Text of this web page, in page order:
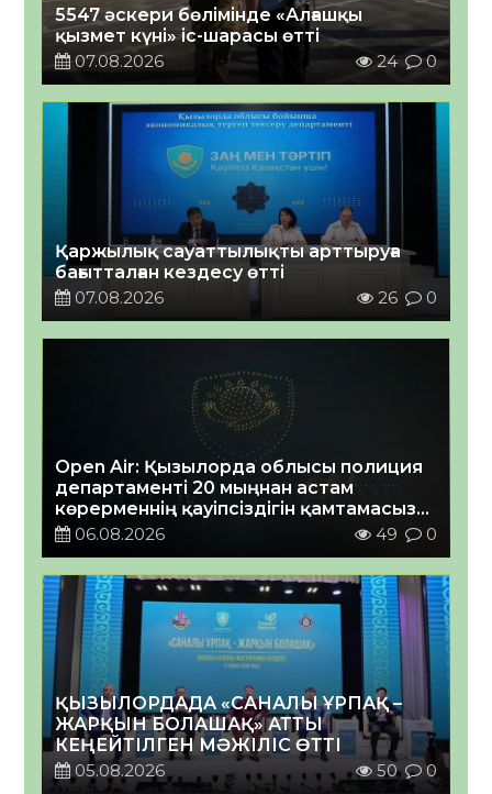
5547 әскери бөлімінде «Алғашқы
қызмет күні» іс-шарасы өтті
07.08.2026
24 0
Қаржылық сауаттылықты арттыруға
бағытталған кездесу өтті
07.08.2026
26 0
Open Air: Қызылорда облысы полиция
департаменті 20 мыңнан астам
көрерменнің қауіпсіздігін қамтамасыз
етті06.08.2026 49 0
ҚЫЗЫЛОРДАДА «САНАЛЫ ҰРПАҚ –
ЖАРҚЫН БОЛАШАҚ» АТТЫ
КЕҢЕЙТІЛГЕН МӘЖІЛІС ӨТТІ
05.08.2026
50 0